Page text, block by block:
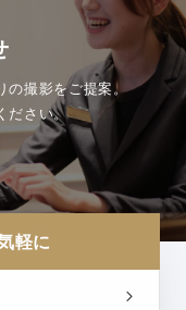
の撮影をご提案。
ださい。
軽に